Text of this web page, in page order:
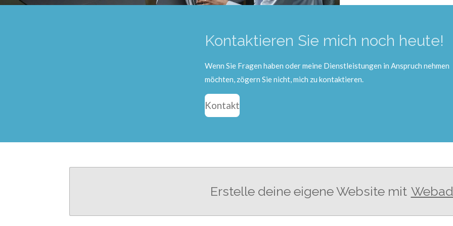
Kontaktieren Sie mich noch heute!
Wenn Sie Fragen haben oder meine Dienstleistungen in Anspruch nehmen
möchten, zögern Sie nicht, mich zu kontaktieren.
Kontakt
Erstelle deine eigene Website mit